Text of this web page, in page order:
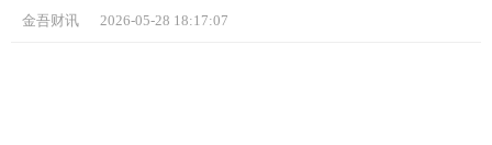
金吾财讯 2026-05-28 18:17:07